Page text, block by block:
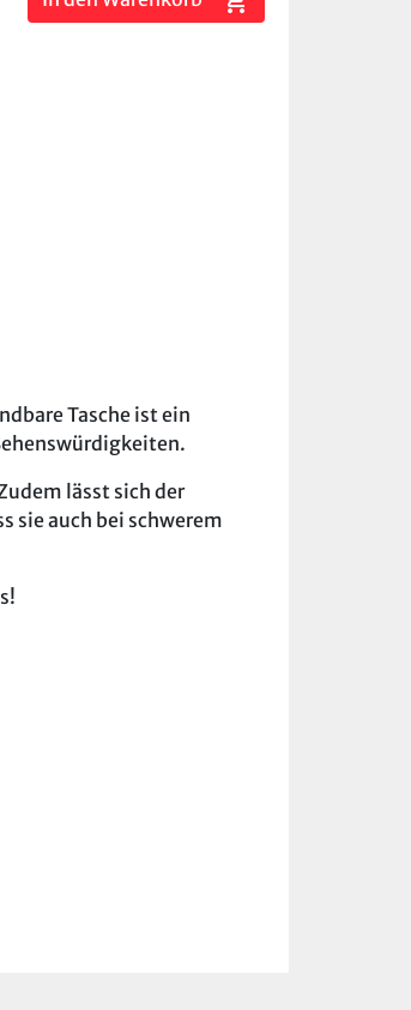
Tasche ist ein
lässt sich der
sie auch bei schwerem